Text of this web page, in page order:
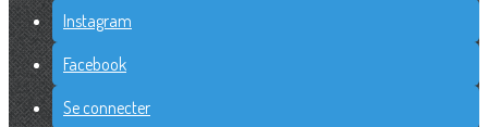
Instagram
Facebook
Se connecter